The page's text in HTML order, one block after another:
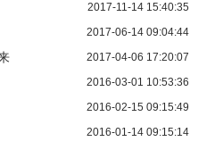
2017-11-14 15:40:35
2017-06-14 09:04:44
2017-04-06 17:20:07
2016-03-01 10:53:36
2016-02-15 09:15:49
2016-01-14 09:15:14